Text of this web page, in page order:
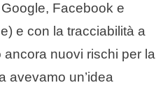
Facebook e
e con la tracciabilità a
nuovi rischi per la
avevamo un’idea